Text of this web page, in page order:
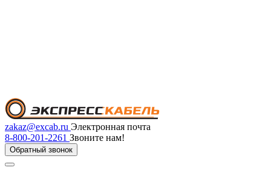
zakaz@excab.ru Электронная почта
8-800-201-2261 Звоните нам!
Обратный звонок